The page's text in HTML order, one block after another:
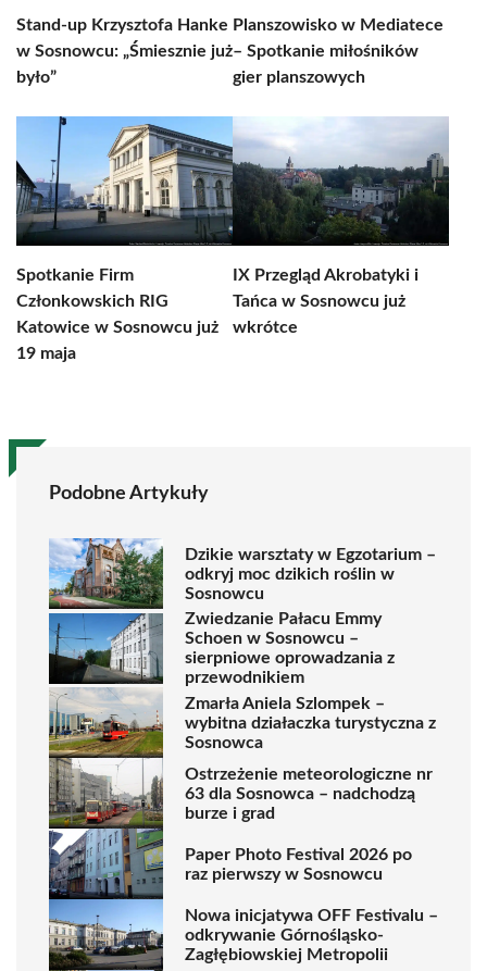
Stand-up Krzysztofa Hanke
w Sosnowcu: „Śmiesznie już
było”
Planszowisko w Mediatece
– Spotkanie miłośników
gier planszowych
Spotkanie Firm
Członkowskich RIG
Katowice w Sosnowcu już
19 maja
IX Przegląd Akrobatyki i
Tańca w Sosnowcu już
wkrótce
Podobne Artykuły
Dzikie warsztaty w Egzotarium –
odkryj moc dzikich roślin w
Sosnowcu
Zwiedzanie Pałacu Emmy
Schoen w Sosnowcu –
sierpniowe oprowadzania z
przewodnikiem
Zmarła Aniela Szlompek –
wybitna działaczka turystyczna z
Sosnowca
Ostrzeżenie meteorologiczne nr
63 dla Sosnowca – nadchodzą
burze i grad
Paper Photo Festival 2026 po
raz pierwszy w Sosnowcu
Nowa inicjatywa OFF Festivalu –
odkrywanie Górnośląsko-
Zagłębiowskiej Metropolii